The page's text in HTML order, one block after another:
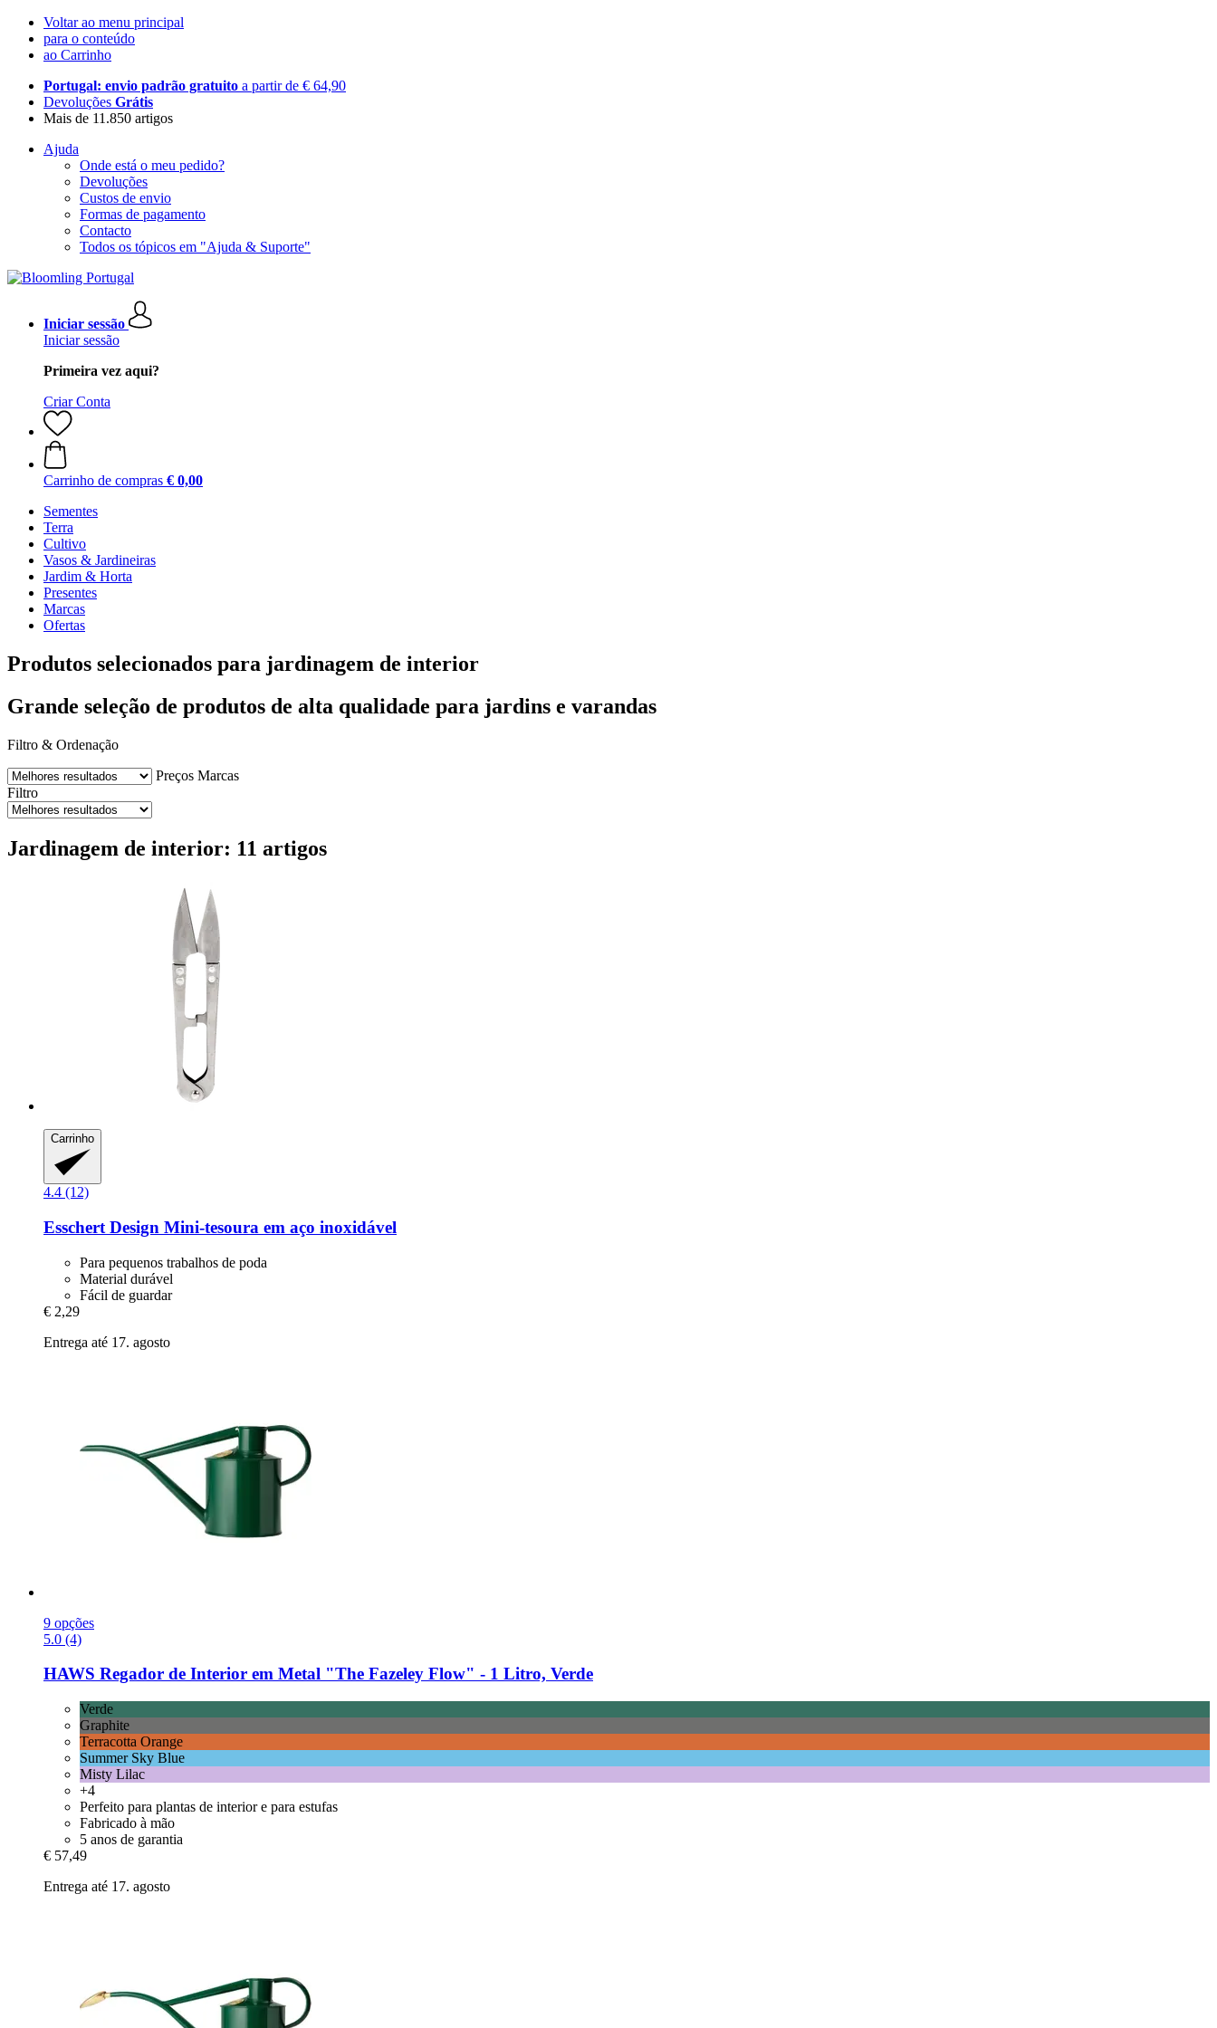
Voltar ao menu principal
para o conteúdo
ao Carrinho
Portugal: envio padrão gratuito a partir de € 64,90
Devoluções Grátis
Mais de 11.850 artigos
Ajuda
Onde está o meu pedido?
Devoluções
Custos de envio
Formas de pagamento
Contacto
Todos os tópicos em "Ajuda & Suporte"
Iniciar sessão
Iniciar sessão
Primeira vez aqui?
Criar Conta
Carrinho de compras € 0,00
Sementes
Terra
Cultivo
Vasos & Jardineiras
Jardim & Horta
Presentes
Marcas
Ofertas
Produtos selecionados para jardinagem de interior
Grande seleção de produtos de alta qualidade para jardins e varandas
Filtro & Ordenação
Preços Marcas
Filtro
Jardinagem de interior: 11 artigos
Carrinho
4.4 (12)
Esschert Design Mini-​tesoura em aço inoxidável
Para pequenos trabalhos de poda
Material durável
Fácil de guardar
€ 2,29
Entrega até 17. agosto
9 opções
5.0 (4)
HAWS Regador de Interior em Metal "The Fazeley Flow" -​ 1 Litro, Verde
Verde
Graphite
Terracotta Orange
Summer Sky Blue
Misty Lilac
+4
Perfeito para plantas de interior e para estufas
Fabricado à mão
5 anos de garantia
€ 57,49
Entrega até 17. agosto